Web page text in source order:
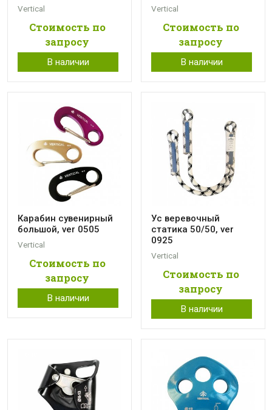
Vertical
Стоимость по
запросу
В наличии
Vertical
Стоимость по
запросу
В наличии
Карабин сувенирный
большой, ver 0505
Vertical
Стоимость по
запросу
В наличии
Ус веревочный
статика 50/50, ver
0925
Vertical
Стоимость по
запросу
В наличии